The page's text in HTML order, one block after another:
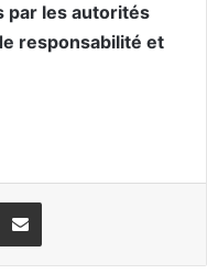
par les autorités
responsabilité et